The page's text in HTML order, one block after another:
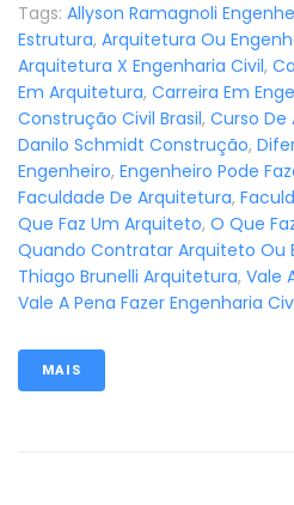
Tags: Allyson Ramagnoli
Estrutura, Arquitetura Ou
Arquitetura X Engenharia Civil,
Em Arquitetura, Carreira Em
Construção Civil Brasil, Curso De
Danilo Schmidt Construção,
Engenheiro, Engenheiro Pode
Faculdade De Arquitetura,
Que Faz Um Arquiteto, O Que
Quando Contratar Arquiteto Ou
Thiago Brunelli Arquitetura, Vale
Vale A Pena Fazer Engenharia
MAIS